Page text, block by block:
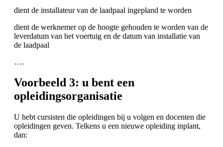
dient de installateur van de laadpaal ingepland te worden
dient de werknemer op de hoogte gehouden te worden van de
leverdatum van het voertuig en de datum van installatie van
de laadpaal
….
Voorbeeld 3: u bent een
opleidingsorganisatie
U hebt cursisten die opleidingen bij u volgen en docenten die
opleidingen geven. Telkens u een nieuwe opleiding inplant,
dan: